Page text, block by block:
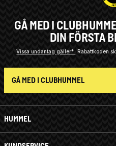
HUMMEL
GÅ MED I
DIN FÖRSTA
Vissa undantag gäller* Rabattkoden
GÅ MED I CLUBHUMMEL